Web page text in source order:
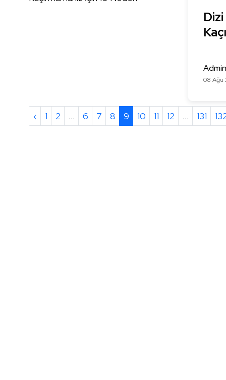
Admin
08 Ağu
‹ 1 2 ... 6 7 8 9 10 11 12 ... 131